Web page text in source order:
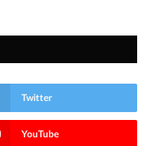
Twitter
YouTube